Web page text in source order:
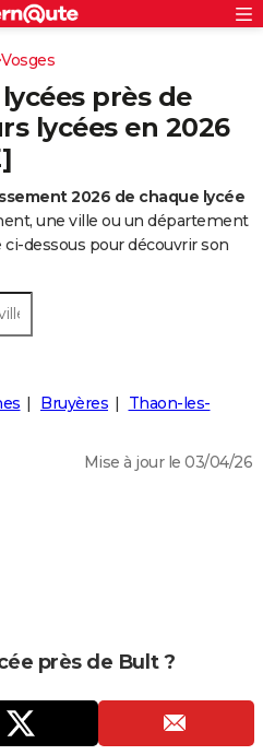
Vosges
près de
lycées en 2026
2026 de chaque lycée
une ville ou un département
dessous pour découvrir son
Bruyères
Thaon-les-
Mise à jour le 03/04/26
près de Bult ?